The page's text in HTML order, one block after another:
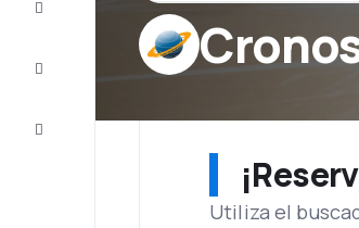
Atención
Utiliza el